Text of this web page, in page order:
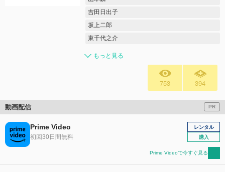
吉田日出子
坂上二郎
東千代之介
もっと見る
753 394
動画配信 PR
Prime Video
初回30日間無料
レンタル
購入
Prime Videoで今すぐ見る